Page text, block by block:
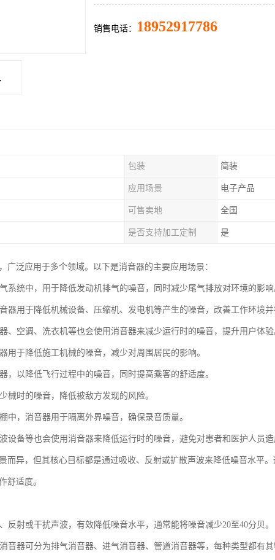
销售电话： 18952917786
包装 简装
应用场景 电子产品
可售卖地 全国
是否支持加工定制 是
广泛应用于多个领域。以下是消音器的主要应用场景：
系统中，用于降低发动机排气的噪音，同时减少尾气排放对环境的影响
器用于降低机械设备、压缩机、发电机等产生的噪音，改善工作环境并
、空调、洗衣机等也会使用消音器来减少运行时的噪音，提升用户体验
用于降低施工机械的噪音，减少对周围居民的影响。
，以降低飞行过程中的噪音，同时提高乘客的舒适度。
械时的噪音，降低被敌方发现的风险。
中，消音器用于隔离外界噪音，确保录音质量。
设备等也会使用消音器来降低运行时的噪音，避免对患者和医护人员造
而异，但其核心目标都是通过吸收、反射或扩散声波来降低噪音水平
舒适度。
反射或干扰声波，有效降低噪音水平，通常能将噪音减少20至40分贝。
音器可分为排气消音器、进气消音器、管道消音器等，每种类型都有其